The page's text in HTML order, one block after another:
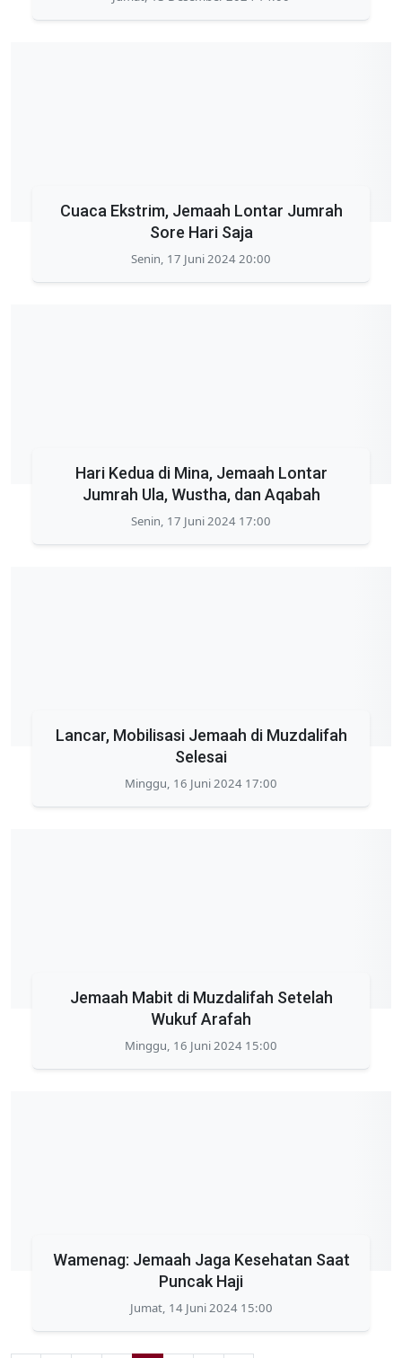
Cuaca Ekstrim, Jemaah Lontar Jumrah
Sore Hari Saja
Senin, 17 Juni 2024 20:00
Hari Kedua di Mina, Jemaah Lontar
Jumrah Ula, Wustha, dan Aqabah
Senin, 17 Juni 2024 17:00
Lancar, Mobilisasi Jemaah di Muzdalifah
Selesai
Minggu, 16 Juni 2024 17:00
Jemaah Mabit di Muzdalifah Setelah
Wukuf Arafah
Minggu, 16 Juni 2024 15:00
Wamenag: Jemaah Jaga Kesehatan Saat
Puncak Haji
Jumat, 14 Juni 2024 15:00